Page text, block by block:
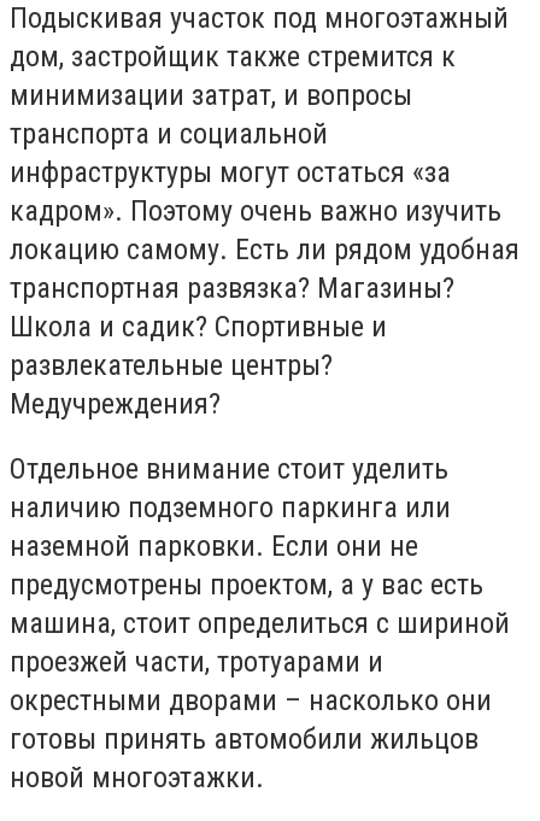
Подыскивая участок под многоэтажный
дом, застройщик также стремится к
минимизации затрат, и вопросы
транспорта и социальной
инфраструктуры могут остаться «за
кадром». Поэтому очень важно изучить
локацию самому. Есть ли рядом удобная
транспортная развязка? Магазины?
Школа и садик? Спортивные и
развлекательные центры?
Медучреждения?
Отдельное внимание стоит уделить
наличию подземного паркинга или
наземной парковки. Если они не
предусмотрены проектом, а у вас есть
машина, стоит определиться с шириной
проезжей части, тротуарами и
окрестными дворами – насколько они
готовы принять автомобили жильцов
новой многоэтажки.